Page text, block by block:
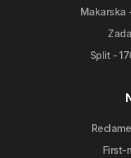
Makarska
Split -
First-